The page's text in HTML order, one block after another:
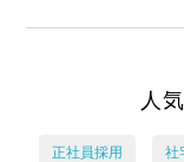
人
正社員採用 社